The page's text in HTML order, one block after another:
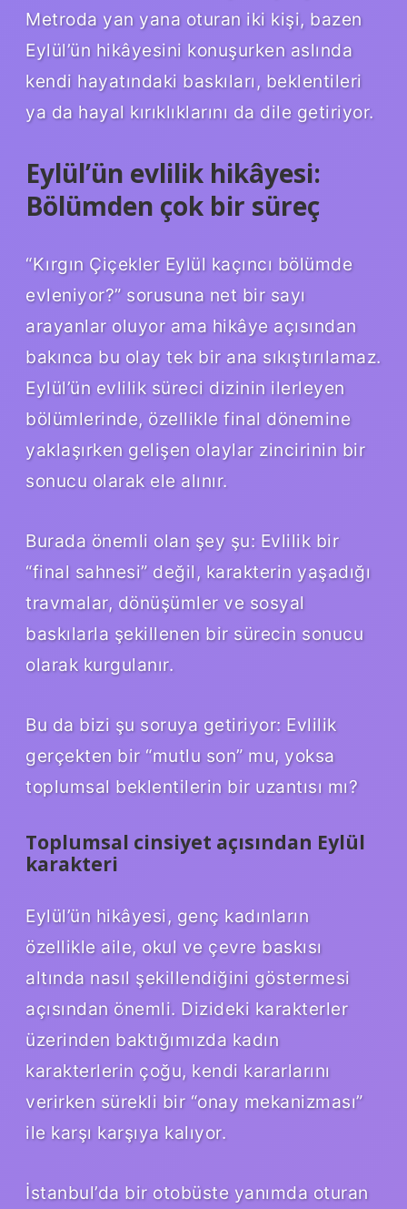
Metroda yan yana oturan iki kişi, bazen
Eylül’ün hikâyesini konuşurken aslında
kendi hayatındaki baskıları, beklentileri
ya da hayal kırıklıklarını da dile getiriyor.
Eylül’ün evlilik hikâyesi:
Bölümden çok bir süreç
“Kırgın Çiçekler Eylül kaçıncı bölümde
evleniyor?” sorusuna net bir sayı
arayanlar oluyor ama hikâye açısından
bakınca bu olay tek bir ana sıkıştırılamaz.
Eylül’ün evlilik süreci dizinin ilerleyen
bölümlerinde, özellikle final dönemine
yaklaşırken gelişen olaylar zincirinin bir
sonucu olarak ele alınır.
Burada önemli olan şey şu: Evlilik bir
“final sahnesi” değil, karakterin yaşadığı
travmalar, dönüşümler ve sosyal
baskılarla şekillenen bir sürecin sonucu
olarak kurgulanır.
Bu da bizi şu soruya getiriyor: Evlilik
gerçekten bir “mutlu son” mu, yoksa
toplumsal beklentilerin bir uzantısı mı?
Toplumsal cinsiyet açısından Eylül
karakteri
Eylül’ün hikâyesi, genç kadınların
özellikle aile, okul ve çevre baskısı
altında nasıl şekillendiğini göstermesi
açısından önemli. Dizideki karakterler
üzerinden baktığımızda kadın
karakterlerin çoğu, kendi kararlarını
verirken sürekli bir “onay mekanizması”
ile karşı karşıya kalıyor.
İstanbul’da bir otobüste yanımda oturan